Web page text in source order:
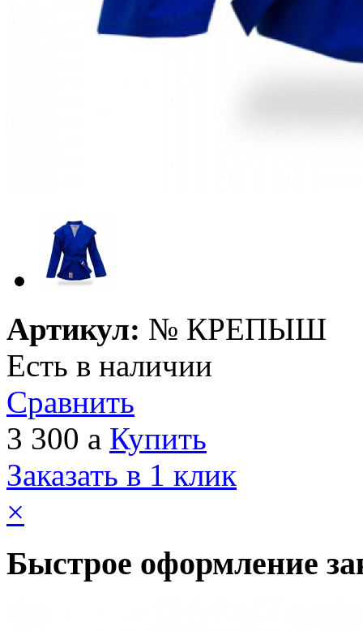
Артикул: № КРЕПЫШ
Есть в наличии
Сравнить
3 300 a Купить
Заказать в 1 клик
×
Быстрое оформление